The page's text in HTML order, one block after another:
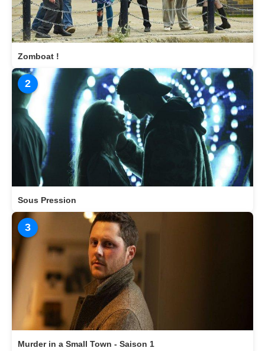
Zomboat !
2
Sous Pression
3
Murder in a Small Town - Saison 1